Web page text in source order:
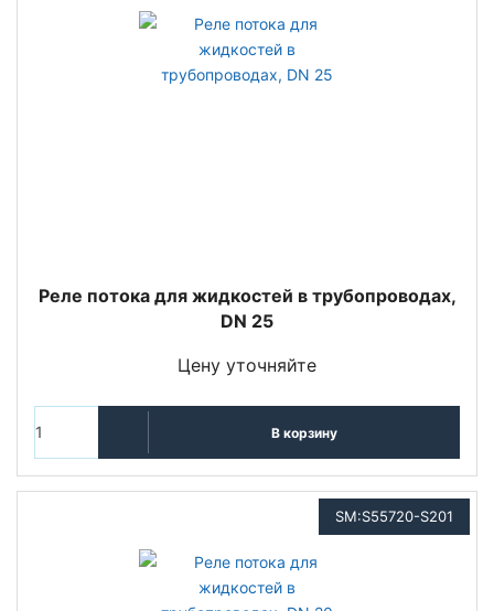
Реле потока для жидкостей в трубопроводах,
DN 25
Цену уточняйте
В корзину
SM:S55720-S201